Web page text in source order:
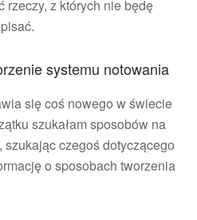
rzeczy, z których nie będę
systemu notowania
się coś nowego w świecie
szukałam sposobów na
czegoś dotyczącego
o sposobach tworzenia